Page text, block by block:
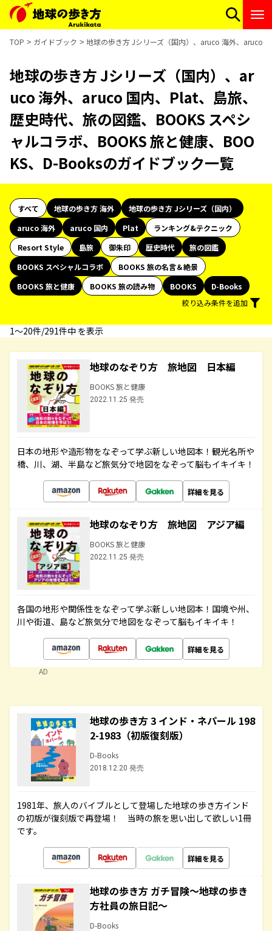
TOP ガイドブック 地球の歩き方 Jシリーズ（国内）、aruco 海外、aruco
地球の歩き方 Jシリーズ（国内）、ar
uco 海外、aruco 国内、Plat、島旅、
歴史時代、旅の図鑑、BOOKS スペシ
ャルコラボ、BOOKS 旅と健康、BOO
KS、D-Booksのガイドブック一覧
すべて 地球の歩き方 海外
地球の歩き方 Jシリーズ（国内）
aruco 海外
aruco 国内 Plat
ランキング&テクニック
Resort Style
島旅 御朱印 歴史時代
旅の図鑑
BOOKS スペシャルコラボ
BOOKS 旅の名言＆絶景
BOOKS 旅と健康
BOOKS 旅の読み物 BOOKS
D-Books
絞り込み条件を追加
1〜20件/291件中 を表示
地球のなぞり方 旅地図 日本編
BOOKS 旅と健康
2022.11.25 発売
日本の地形や造形物をなぞって学ぶ新しい地図本！観光名所や
橋、川、湖、半島など旅気分で地図をなぞって脳もイキイキ！
詳細を見る
地球のなぞり方 旅地図 アジア編
BOOKS 旅と健康
2022.11.25 発売
各国の地形や関係性をなぞって学ぶ新しい地図本！国境や州、
川や街道、島など旅気分で地図をなぞって脳もイキイキ！
詳細を見る
AD
地球の歩き方 3 インド・ネパール 198
2-1983（初版復刻版）
D-Books
2018.12.20 発売
1981年、旅人のバイブルとして登場した地球の歩き方インド
の初版が復刻版で再登場！ 当時の旅を思い出して欲しい1冊
です。
詳細を見る
地球の歩き方 ガチ冒険～地球の歩き
方社員の旅日記～
D-Books